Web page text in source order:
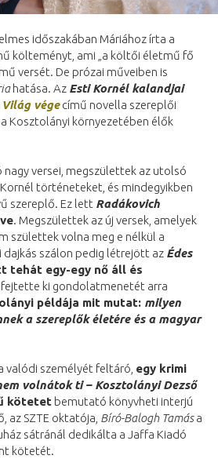
időszakában Máriához írta a
költeményt, ami „a költői életmű fő
versét. De prózai műveiben is
hatása. Az Esti Kornél kalandjai
Világ végecímű novella szereplői
Kosztolányi környezetében élők
versei, megszülettek az utolsó
történeteket, és mindegyikben
szereplő. Ez lett Radákovich
. Megszülettek az új versek, amelyek
születtek volna meg e nélkül a
dajkás szálon pedig létrejött az Édes
tehát egy-egy nő áll és
fejtette ki gondolatmenetét arra
példája mit mutat: milyen
a szereplők életére és a magyar
valódi személyét feltáró, egy krimi
volnátok ti – Kosztolányi Dezső
kötetet bemutató könyvheti interjú
az SZTE oktatója, Bíró-Balogh Tamása
sátránál dedikálta a Jaffa Kiadó
kötetét.